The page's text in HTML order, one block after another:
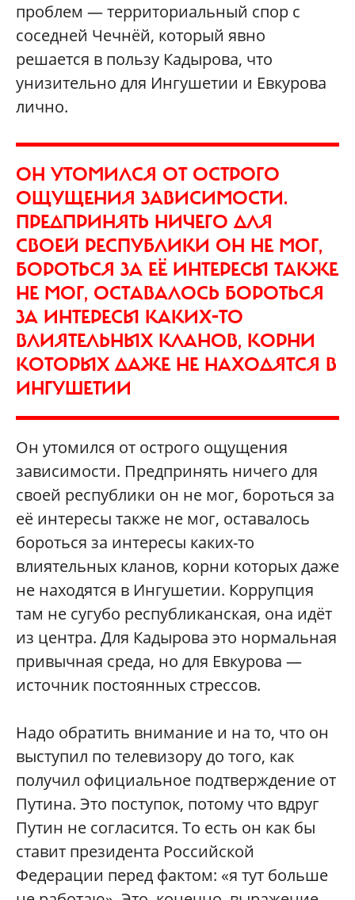
проблем — территориальный спор с
соседней Чечнёй, который явно
решается в пользу Кадырова, что
унизительно для Ингушетии и Евкурова
лично.
ОН УТОМИЛСЯ ОТ ОСТРОГО
ОЩУЩЕНИЯ ЗАВИСИМОСТИ.
ПРЕДПРИНЯТЬ НИЧЕГО ДЛЯ
СВОЕЙ РЕСПУБЛИКИ ОН НЕ МОГ,
БОРОТЬСЯ ЗА ЕЁ ИНТЕРЕСЫ ТАКЖЕ
НЕ МОГ, ОСТАВАЛОСЬ БОРОТЬСЯ
ЗА ИНТЕРЕСЫ КАКИХ-ТО
ВЛИЯТЕЛЬНЫХ КЛАНОВ, КОРНИ
КОТОРЫХ ДАЖЕ НЕ НАХОДЯТСЯ В
ИНГУШЕТИИ
Он утомился от острого ощущения
зависимости. Предпринять ничего для
своей республики он не мог, бороться за
её интересы также не мог, оставалось
бороться за интересы каких-то
влиятельных кланов, корни которых даже
не находятся в Ингушетии. Коррупция
там не сугубо республиканская, она идёт
из центра. Для Кадырова это нормальная
привычная среда, но для Евкурова —
источник постоянных стрессов.
Надо обратить внимание и на то, что он
выступил по телевизору до того, как
получил официальное подтверждение от
Путина. Это поступок, потому что вдруг
Путин не согласится. То есть он как бы
ставит президента Российской
Федерации перед фактом: «я тут больше